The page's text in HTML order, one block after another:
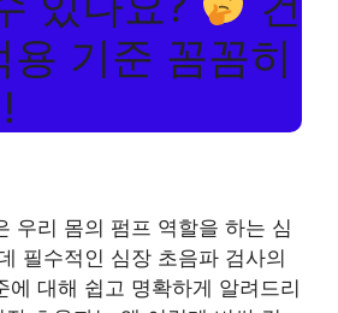
용 기준 꼼꼼히
우리 몸의 펌프 역할을 하는 심
필수적인 심장 초음파 검사의
에 대해 쉽고 명확하게 알려드리